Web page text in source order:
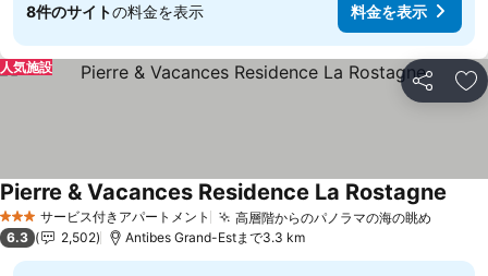
8件のサイトの料金を表示 料金を表示
シェア お
人気施設
3 ホテルのランク
サービス付きアパートメント 高層階からのパノラマの海の眺め
Pierre & Vacances Residence La Rostagne
6.3 2,502 Antibes Grand-Estまで3.3 km